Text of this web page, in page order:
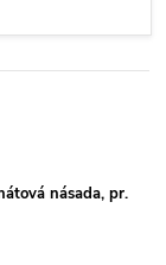
násada, pr.